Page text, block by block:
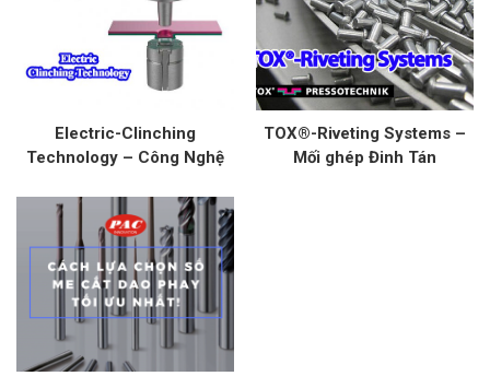
Electric-Clinching
Technology – Công Nghệ
Ngành Điện, Điện Tử
TOX®-Riveting Systems –
Mối ghép Đinh Tán